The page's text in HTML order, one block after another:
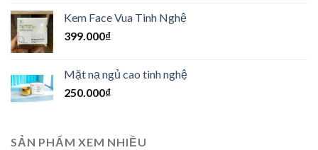
449.000₫.là:
Kem Face Vua Tinh Nghệ
399.000₫
Mặt nạ ngủ cao tinh nghệ
250.000₫
SẢN PHẨM XEM NHIỀU